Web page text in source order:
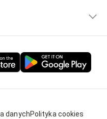
danychPolityka cookies